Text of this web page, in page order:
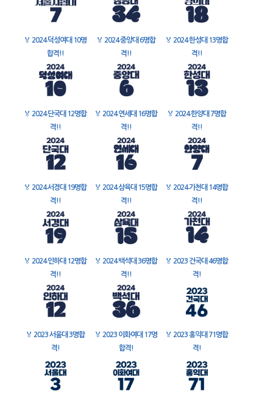
🏅 2024 덕성여대 10명
합격!!
🏅 2024 중앙대 6명합
격!!
🏅 2024 한성대 13명합
격!!
🏅 2024 단국대 12명합
격!!
🏅 2024 연세대 16명합
격!!
🏅 2024 한양대 7명합
격!!
🏅 2024 서경대 19명합
격!!
🏅 2024 삼육대 15명합
격!!
🏅 2024 가천대 14명합
격!!
🏅 2024 인하대 12명합
격!!
🏅 2024 백석대 36명합
격!!
🏅 2023 건국대 46명합
격!
🏅 2023 서울대 3명합
격!
🏅 2023 이화여대 17명
합격!
🏅 2023 홍익대 71명합
격!